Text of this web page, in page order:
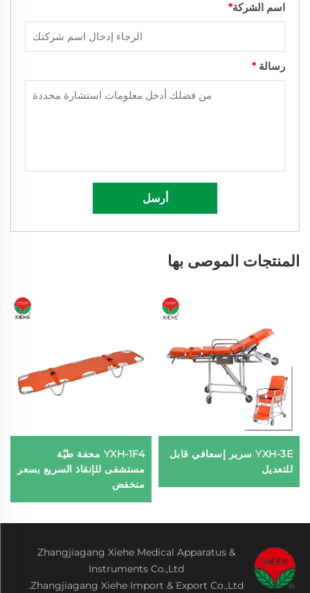
اسم الشركة*
رسالة *
أرسل
المنتجات الموصى بها
YXH-3E سرير إسعافي قابل
للتعديل
YXH-1F4 محفة طيّة
مستشفى للإنقاذ السريع بسعر
منخفض
Zhangjiagang Xiehe Medical Apparatus &
Instruments Co.,Ltd
Zhangjiagang Xiehe Import & Export Co.,Ltd.